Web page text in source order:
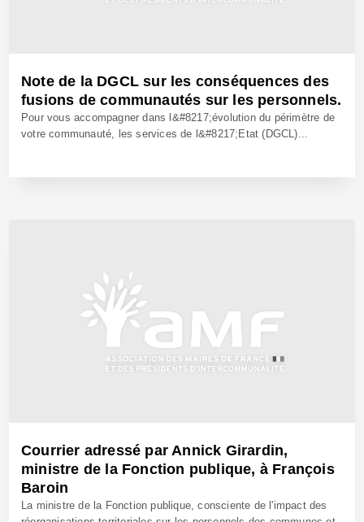
Note de la DGCL sur les conséquences des
fusions de communautés sur les personnels.
Pour vous accompagner dans l&#8217;évolution du périmètre de
votre communauté, les services de l&#8217;Etat (DGCL)...
Courrier adressé par Annick Girardin,
ministre de la Fonction publique, à François
Baroin
La ministre de la Fonction publique, consciente de l'impact des